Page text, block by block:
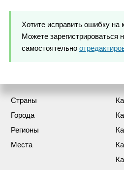
Хотите исправить ошибку на
Можете зарегистрироваться
самостоятельно
Страны
Города
Регионы
Места